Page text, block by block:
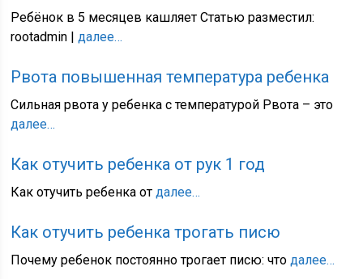
Ребёнок в 5 месяцев кашляет Статью разместил:
rootadmin |далее…
Рвота повышенная температура ребенка
Сильная рвота у ребенка с температурой Рвота – это
далее…
Как отучить ребенка от рук 1 год
Как отучить ребенка отдалее…
Как отучить ребенка трогать писю
Почему ребенок постоянно трогает писю: чтодалее…